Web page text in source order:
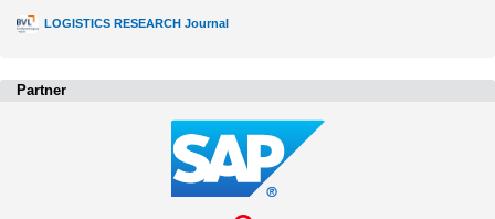
LOGISTICS RESEARCH Journal
Partner